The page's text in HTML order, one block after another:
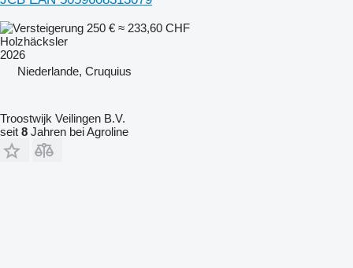
250 € ≈ 233,60 CHF
Holzhäcksler
2026
Niederlande, Cruquius
Troostwijk Veilingen B.V.
seit 8 Jahren bei Agroline